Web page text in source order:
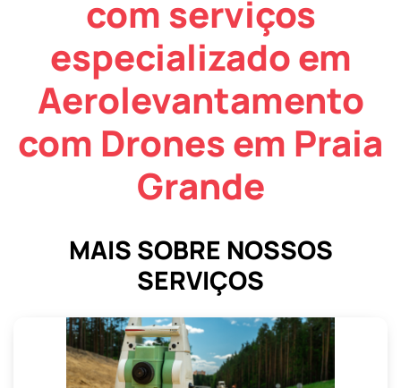
com serviços
especializado em
Aerolevantamento
com Drones em Praia
Grande
MAIS SOBRE NOSSOS
SERVIÇOS